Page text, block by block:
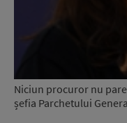
Niciun procuror nu
șefia Parchetului